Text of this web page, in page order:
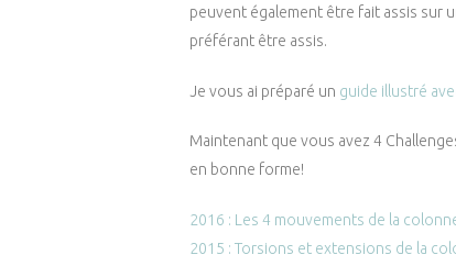
peuvent également être fait assis sur
préférant être assis.
Je vous ai préparé un guide illustré
Maintenant que vous avez 4
en bonne forme!
2016 : Les 4 mouvements de la
2015 : Torsions et extensions de la